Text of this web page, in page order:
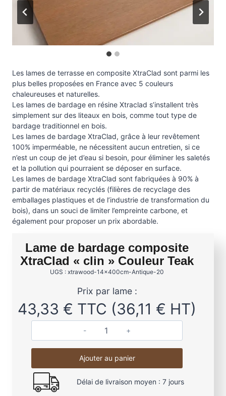
Les lames de terrasse en composite XtraClad sont parmi les
plus belles proposées en France avec 5 couleurs
chaleureuses et naturelles.
Les lames de bardage en résine Xtraclad s’installent très
simplement sur des liteaux en bois, comme tout type de
bardage traditionnel en bois.
Les lames de bardage XtraClad, grâce à leur revêtement
100% imperméable, ne nécessitent aucun entretien, si ce
n’est un coup de jet d’eau si besoin, pour éliminer les saletés
et la pollution qui pourraient se déposer en surface.
Les lames de bardage XtraClad sont fabriquées à 90% à
partir de matériaux recyclés (filières de recyclage des
emballages plastiques et de l’industrie de transformation du
bois), dans un souci de limiter l’empreinte carbone, et
également pour proposer un prix abordable.
Lame de bardage composite
XtraClad « clin » Couleur Teak
UGS : xtrawood-14x400cm-Antique-20
Prix par lame :
43,33 € TTC (36,11 € HT)
q
u
a
t
Ajouter au panier
Délai de livraison moyen : 7 jours